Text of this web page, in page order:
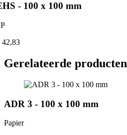
- 100 x 100 mm
42,83
Gerelateerde producten
ADR 3 - 100 x 100 mm
Papier